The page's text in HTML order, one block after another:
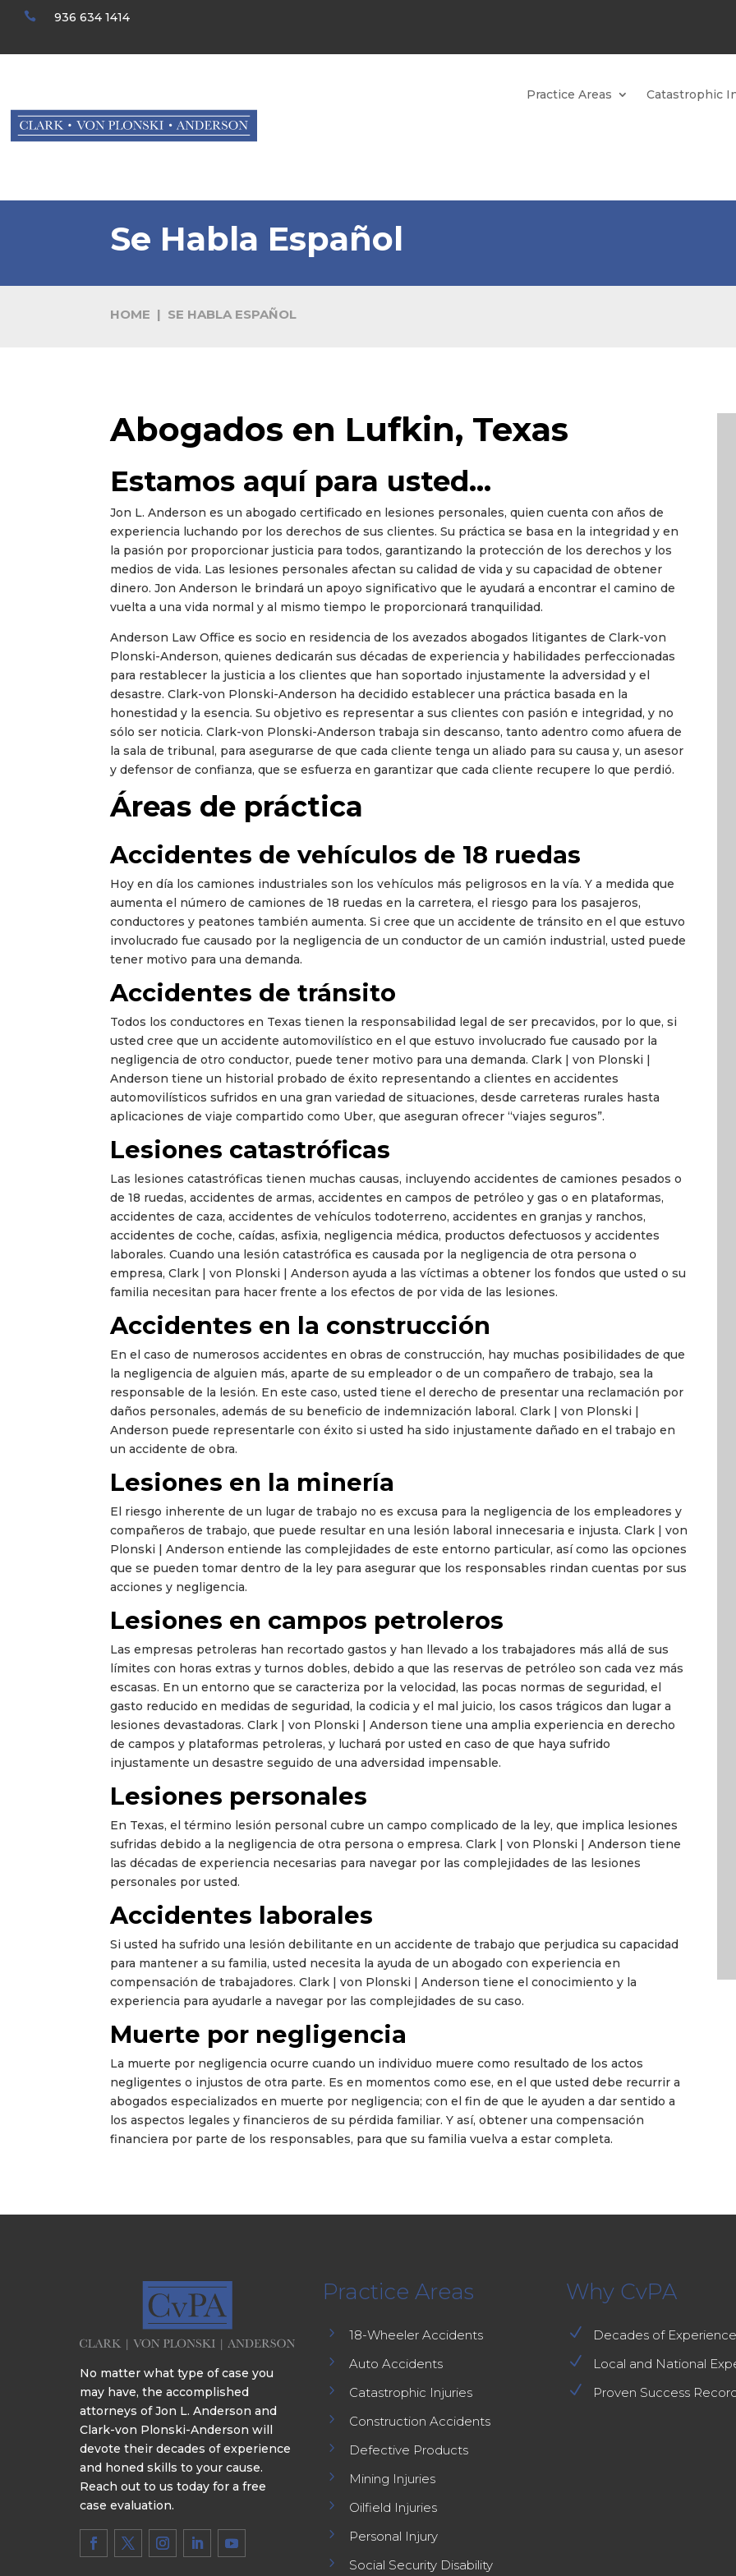
 936 634 1414
Practice Areas Catastrophic
Se Habla Español
HOME | SE HABLA ESPAÑOL
Abogados en Lufkin, Texas
Estamos aquí para usted…
Jon L. Anderson es un abogado certificado en lesiones personales, quien cuenta con años de
experiencia luchando por los derechos de sus clientes. Su práctica se basa en la integridad y en
la pasión por proporcionar justicia para todos, garantizando la protección de los derechos y los
medios de vida. Las lesiones personales afectan su calidad de vida y su capacidad de obtener
dinero. Jon Anderson le brindará un apoyo significativo que le ayudará a encontrar el camino de
vuelta a una vida normal y al mismo tiempo le proporcionará tranquilidad.
Anderson Law Office es socio en residencia de los avezados abogados litigantes de Clark-von
Plonski-Anderson, quienes dedicarán sus décadas de experiencia y habilidades perfeccionadas
para restablecer la justicia a los clientes que han soportado injustamente la adversidad y el
desastre. Clark-von Plonski-Anderson ha decidido establecer una práctica basada en la
honestidad y la esencia. Su objetivo es representar a sus clientes con pasión e integridad, y no
sólo ser noticia. Clark-von Plonski-Anderson trabaja sin descanso, tanto adentro como afuera de
la sala de tribunal, para asegurarse de que cada cliente tenga un aliado para su causa y, un asesor
y defensor de confianza, que se esfuerza en garantizar que cada cliente recupere lo que perdió.
Áreas de práctica
Accidentes de vehículos de 18 ruedas
Hoy en día los camiones industriales son los vehículos más peligrosos en la vía. Y a medida que
aumenta el número de camiones de 18 ruedas en la carretera, el riesgo para los pasajeros,
conductores y peatones también aumenta. Si cree que un accidente de tránsito en el que estuvo
involucrado fue causado por la negligencia de un conductor de un camión industrial, usted puede
tener motivo para una demanda.
Accidentes de tránsito
Todos los conductores en Texas tienen la responsabilidad legal de ser precavidos, por lo que, si
usted cree que un accidente automovilístico en el que estuvo involucrado fue causado por la
negligencia de otro conductor, puede tener motivo para una demanda. Clark | von Plonski |
Anderson tiene un historial probado de éxito representando a clientes en accidentes
automovilísticos sufridos en una gran variedad de situaciones, desde carreteras rurales hasta
aplicaciones de viaje compartido como Uber, que aseguran ofrecer “viajes seguros”.
Lesiones catastróficas
Las lesiones catastróficas tienen muchas causas, incluyendo accidentes de camiones pesados o
de 18 ruedas, accidentes de armas, accidentes en campos de petróleo y gas o en plataformas,
accidentes de caza, accidentes de vehículos todoterreno, accidentes en granjas y ranchos,
accidentes de coche, caídas, asfixia, negligencia médica, productos defectuosos y accidentes
laborales. Cuando una lesión catastrófica es causada por la negligencia de otra persona o
empresa, Clark | von Plonski | Anderson ayuda a las víctimas a obtener los fondos que usted o su
familia necesitan para hacer frente a los efectos de por vida de las lesiones.
Accidentes en la construcción
En el caso de numerosos accidentes en obras de construcción, hay muchas posibilidades de que
la negligencia de alguien más, aparte de su empleador o de un compañero de trabajo, sea la
responsable de la lesión. En este caso, usted tiene el derecho de presentar una reclamación por
daños personales, además de su beneficio de indemnización laboral. Clark | von Plonski |
Anderson puede representarle con éxito si usted ha sido injustamente dañado en el trabajo en
un accidente de obra.
Lesiones en la minería
El riesgo inherente de un lugar de trabajo no es excusa para la negligencia de los empleadores y
compañeros de trabajo, que puede resultar en una lesión laboral innecesaria e injusta. Clark | von
Plonski | Anderson entiende las complejidades de este entorno particular, así como las opciones
que se pueden tomar dentro de la ley para asegurar que los responsables rindan cuentas por sus
acciones y negligencia.
Lesiones en campos petroleros
Las empresas petroleras han recortado gastos y han llevado a los trabajadores más allá de sus
límites con horas extras y turnos dobles, debido a que las reservas de petróleo son cada vez más
escasas. En un entorno que se caracteriza por la velocidad, las pocas normas de seguridad, el
gasto reducido en medidas de seguridad, la codicia y el mal juicio, los casos trágicos dan lugar a
lesiones devastadoras. Clark | von Plonski | Anderson tiene una amplia experiencia en derecho
de campos y plataformas petroleras, y luchará por usted en caso de que haya sufrido
injustamente un desastre seguido de una adversidad impensable.
Lesiones personales
En Texas, el término lesión personal cubre un campo complicado de la ley, que implica lesiones
sufridas debido a la negligencia de otra persona o empresa. Clark | von Plonski | Anderson tiene
las décadas de experiencia necesarias para navegar por las complejidades de las lesiones
personales por usted.
Accidentes laborales
Si usted ha sufrido una lesión debilitante en un accidente de trabajo que perjudica su capacidad
para mantener a su familia, usted necesita la ayuda de un abogado con experiencia en
compensación de trabajadores. Clark | von Plonski | Anderson tiene el conocimiento y la
experiencia para ayudarle a navegar por las complejidades de su caso.
Muerte por negligencia
La muerte por negligencia ocurre cuando un individuo muere como resultado de los actos
negligentes o injustos de otra parte. Es en momentos como ese, en el que usted debe recurrir a
abogados especializados en muerte por negligencia; con el fin de que le ayuden a dar sentido a
los aspectos legales y financieros de su pérdida familiar. Y así, obtener una compensación
financiera por parte de los responsables, para que su familia vuelva a estar completa.
No matter what type of case you
may have, the accomplished
attorneys of Jon L. Anderson and
Clark-von Plonski-Anderson will
devote their decades of experience
and honed skills to your cause.
Reach out to us today for a free
case evaluation.
Practice Areas
5 18-Wheeler Accidents
5 Auto Accidents
5 Catastrophic Injuries
5 Construction Accidents
5 Defective Products
5 Mining Injuries
5 Oilfield Injuries
5 Personal Injury
5 Social Security Disability
Why CvPA
N Decades of Experience
N Local and National
N Proven Success